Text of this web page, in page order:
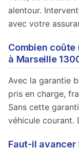
alentour.
avec votre
Combien
à Marseille
Avec la garantie
pris en charge,
Sans cette
véhicule courant.
Faut-il avancer